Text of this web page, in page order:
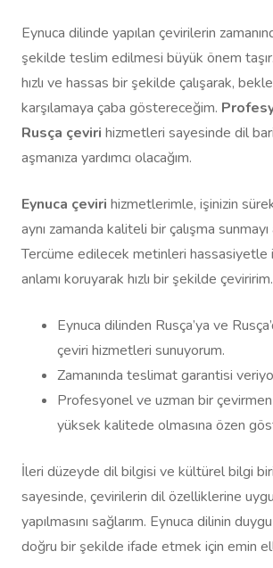
Eynuca dilinde yapılan çevirilerin
şekilde teslim edilmesi büyük önem
hızlı ve hassas bir şekilde çalışarak,
karşılamaya çaba göstereceğim.
Rusça çeviri hizmetleri sayesinde dil
aşmanıza yardımcı olacağım.
Eynuca çeviri hizmetlerimle, işinizin
aynı zamanda kaliteli bir çalışma sunmayı
Tercüme edilecek metinleri hassasiyetle
anlamı koruyarak hızlı bir şekilde çeviririm.
Eynuca dilinden Rusça’ya ve
çeviri hizmetleri sunuyorum.
Zamanında teslimat garantisi
Profesyonel ve uzman bir
yüksek kalitede olmasına özen
İleri düzeyde dil bilgisi ve kültürel bilgi
sayesinde, çevirilerin dil özelliklerine
yapılmasını sağlarım. Eynuca dilinin
doğru bir şekilde ifade etmek için emin